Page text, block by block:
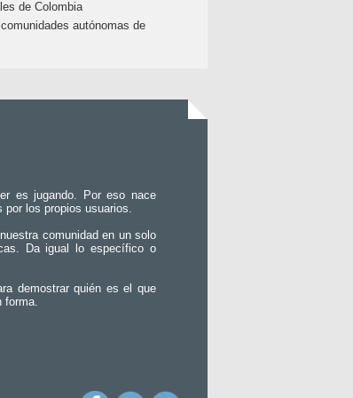
de Colombia
autónomas de
es jugando. Por eso nace
por los propios usuarios.
comunidad en un solo
Da igual lo específico o
demostrar quién es el que
forma.